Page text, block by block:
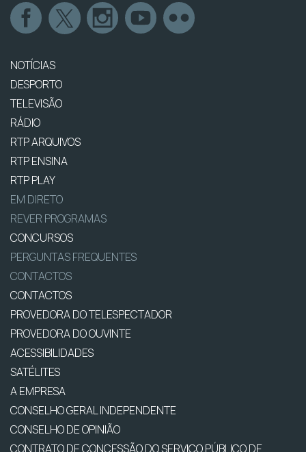
NOTÍCIAS
DESPORTO
TELEVISÃO
RÁDIO
RTP ARQUIVOS
RTP ENSINA
RTP PLAY
EM DIRETO
REVER PROGRAMAS
CONCURSOS
PERGUNTAS FREQUENTES
CONTACTOS
CONTACTOS
PROVEDORA DO TELESPECTADOR
PROVEDORA DO OUVINTE
ACESSIBILIDADES
SATÉLITES
A EMPRESA
CONSELHO GERAL INDEPENDENTE
CONSELHO DE OPINIÃO
CONTRATO DE CONCESSÃO DO SERVIÇO PÚBLICO DE